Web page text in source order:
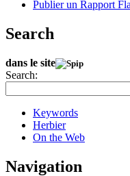
Publier un Rapport
Search
dans le site
Search:
Keywords
Herbier
On the Web
Navigation